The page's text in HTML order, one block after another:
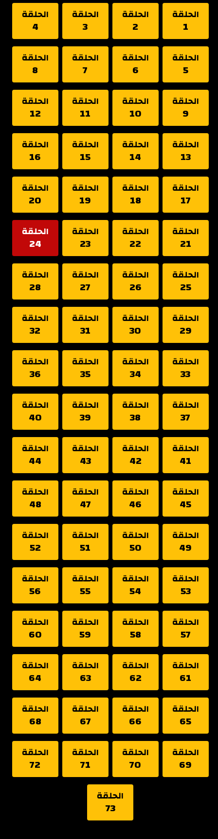
الحلقة
1
الحلقة
2
الحلقة
3
الحلقة
4
الحلقة
5
الحلقة
6
الحلقة
7
الحلقة
8
الحلقة
9
الحلقة
10
الحلقة
11
الحلقة
12
الحلقة
13
الحلقة
14
الحلقة
15
الحلقة
16
الحلقة
17
الحلقة
18
الحلقة
19
الحلقة
20
الحلقة
21
الحلقة
22
الحلقة
23
الحلقة
24
الحلقة
25
الحلقة
26
الحلقة
27
الحلقة
28
الحلقة
29
الحلقة
30
الحلقة
31
الحلقة
32
الحلقة
33
الحلقة
34
الحلقة
35
الحلقة
36
الحلقة
37
الحلقة
38
الحلقة
39
الحلقة
40
الحلقة
41
الحلقة
42
الحلقة
43
الحلقة
44
الحلقة
45
الحلقة
46
الحلقة
47
الحلقة
48
الحلقة
49
الحلقة
50
الحلقة
51
الحلقة
52
الحلقة
53
الحلقة
54
الحلقة
55
الحلقة
56
الحلقة
57
الحلقة
58
الحلقة
59
الحلقة
60
الحلقة
61
الحلقة
62
الحلقة
63
الحلقة
64
الحلقة
65
الحلقة
66
الحلقة
67
الحلقة
68
الحلقة
69
الحلقة
70
الحلقة
71
الحلقة
72
الحلقة
73